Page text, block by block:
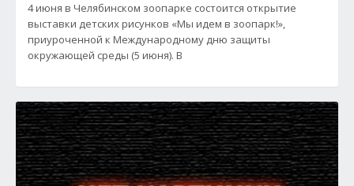
4 июня в Челябинском зоопарке состоится открытие
выставки детских рисунков «Мы идем в зоопарк!»,
приуроченной к Международному дню защиты
окружающей среды (5 июня). В